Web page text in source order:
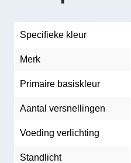
Specifieke kleur
Merk
Primaire basiskleur
Aantal versnellingen
Voeding verlichting
Standlicht